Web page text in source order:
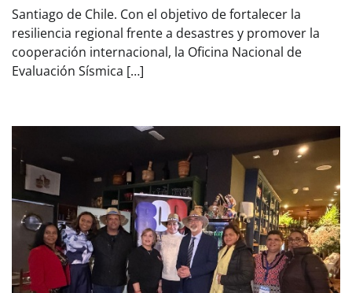
Santiago de Chile. Con el objetivo de fortalecer la
resiliencia regional frente a desastres y promover la
cooperación internacional, la Oficina Nacional de
Evaluación Sísmica […]